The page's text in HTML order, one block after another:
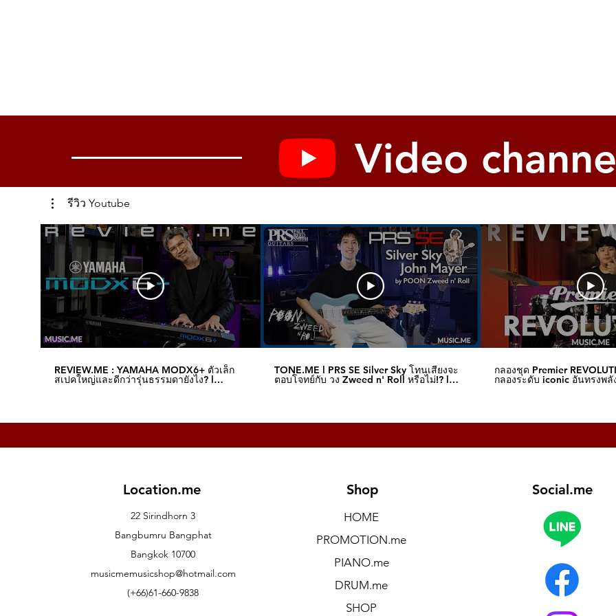
Video
รีวิว Youtube
REVIEW.ME : YAMAHA MODX6+ ตัวเล็ก
สเปคใหญ่และดีกว่ารุ่นธรรมดายังไง? l
TONE.ME l PRS SE Silver Sky โทนเสียงจะ
ตอบโจทย์กับ วง Zweed n' Roll หรือไม่!? l
กลองชุด Premier
กลองระดับ iconic อันทรงพลั
Location.me
22 Sirindhorn 3
Bangbumru Bangphat
Bangkok 10700
musicmemusicshop@hotmail.com
(+66)61-660-9838
Shop
HOME
PROMOTION.me
PIANO.me
DRUM.me
SHOP
Social.me